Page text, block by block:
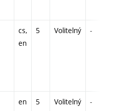
cs,
en
5 Volitelný -
en 5 Volitelný -